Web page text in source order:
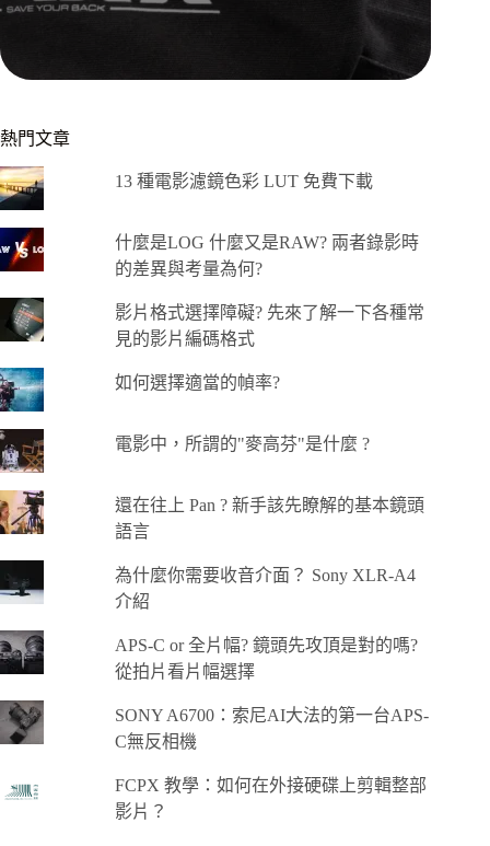
熱門文章
13 種電影濾鏡色彩 LUT 免費下載
什麼是LOG 什麼又是RAW? 兩者錄影時
的差異與考量為何?
影片格式選擇障礙? 先來了解一下各種常
見的影片編碼格式
如何選擇適當的幀率?
電影中，所謂的"麥高芬"是什麼 ?
還在往上 Pan ? 新手該先瞭解的基本鏡頭
語言
為什麼你需要收音介面？ Sony XLR-A4
介紹
APS-C or 全片幅? 鏡頭先攻頂是對的嗎?
從拍片看片幅選擇
SONY A6700：索尼AI大法的第一台APS-
C無反相機
FCPX 教學：如何在外接硬碟上剪輯整部
影片？